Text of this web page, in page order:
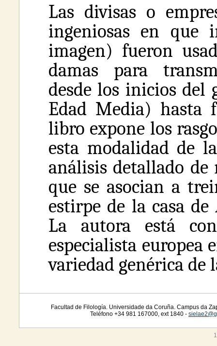
Las divisas o
ingeniosas en que
imagen) fueron
damas para
desde los inicios del
Edad Media) hasta
libro expone los
esta modalidad de
análisis detallado de
que se asocian a
estirpe de la casa
La autora está
especialista europea
variedad genérica de
Facultad de Filología. Universidade da Coruña. Campus da
Teléfono +34 981 167000, ext 1840 -